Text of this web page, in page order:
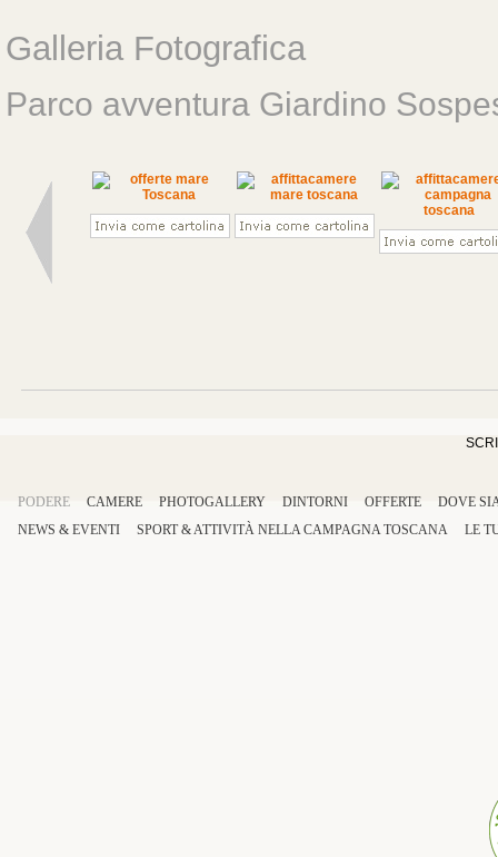
Galleria Fotografica
Parco avventura Giardino
PODERE CAMERE PHOTOGALLERY DINTORNI OFFERTE
DOVE
NEWS & EVENTI
SPORT&ATTIVITÀ NELLACAMPAGNA TOSCANA LE